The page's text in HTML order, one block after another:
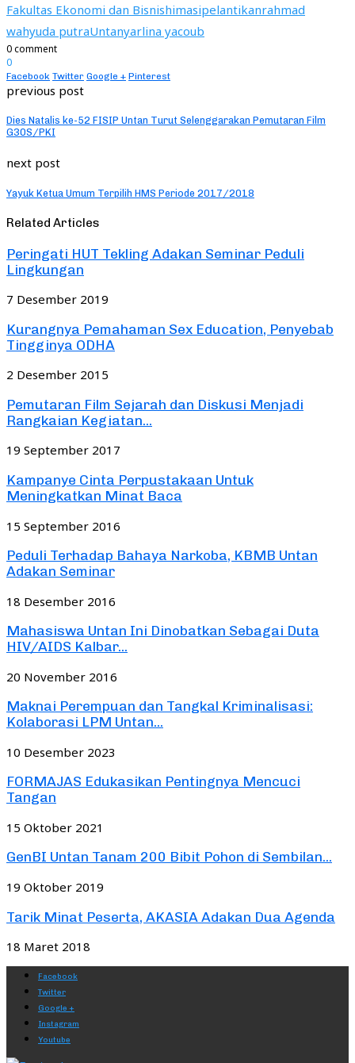
Fakultas Ekonomi dan Bisnishimasipelantikanrahmad
wahyuda putraUntanyarlina yacoub
0 comment
0
Facebook Twitter Google + Pinterest
previous post
Dies Natalis ke-52 FISIP Untan Turut Selenggarakan Pemutaran Film
G30S/PKI
next post
Yayuk Ketua Umum Terpilih HMS Periode 2017/2018
Related Articles
Peringati HUT Tekling Adakan Seminar Peduli
Lingkungan
7 Desember 2019
Kurangnya Pemahaman Sex Education, Penyebab
Tingginya ODHA
2 Desember 2015
Pemutaran Film Sejarah dan Diskusi Menjadi
Rangkaian Kegiatan...
19 September 2017
Kampanye Cinta Perpustakaan Untuk
Meningkatkan Minat Baca
15 September 2016
Peduli Terhadap Bahaya Narkoba, KBMB Untan
Adakan Seminar
18 Desember 2016
Mahasiswa Untan Ini Dinobatkan Sebagai Duta
HIV/AIDS Kalbar...
20 November 2016
Maknai Perempuan dan Tangkal Kriminalisasi:
Kolaborasi LPM Untan...
10 Desember 2023
FORMAJAS Edukasikan Pentingnya Mencuci
Tangan
15 Oktober 2021
GenBI Untan Tanam 200 Bibit Pohon di Sembilan...
19 Oktober 2019
Tarik Minat Peserta, AKASIA Adakan Dua Agenda
18 Maret 2018
Facebook
Twitter
Google +
Instagram
Youtube